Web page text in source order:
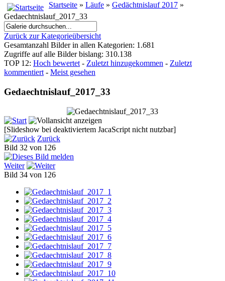
Startseite » Läufe » Gedächtnislauf 2017 »
Gedaechtnislauf_2017_33
Zurück zur Kategorieübersicht
Gesamtanzahl Bilder in allen Kategorien: 1.681
Zugriffe auf alle Bilder bislang: 310.138
TOP 12: Hoch bewertet- Zuletzt hinzugekommen - Zuletzt
kommentiert- Meist gesehen
Gedaechtnislauf_2017_33
[Slideshow bei deaktiviertem JacaScript nicht nutzbar]
Zurück
Bild 32 von 126
Weiter
Bild 34 von 126